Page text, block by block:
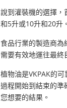
說到灌裝機的選擇
和5升或10升和20升
食品行業的製造商
需要有效地運往最終
植物油是VKPAK的
過程開始到結束的
您想要的結果。